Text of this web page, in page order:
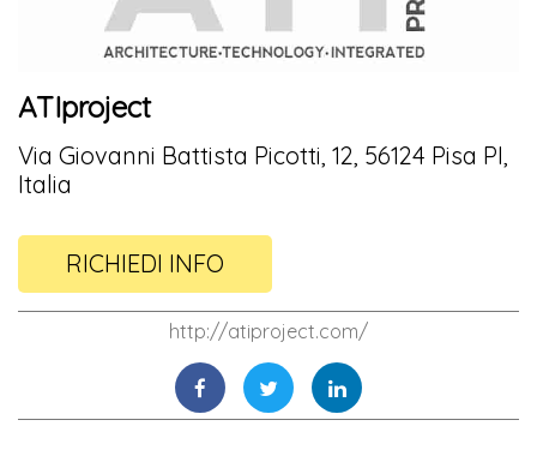
ATIproject
Via Giovanni Battista Picotti, 12, 56124 Pisa PI,
Italia
RICHIEDI INFO
http://atiproject.com/